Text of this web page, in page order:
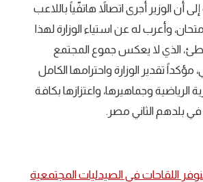
أن الوزير أجرى اتصالاً هاتفّياً باللاعب
وأعرب له عن استياء الوزارة لهذا
الذي لا يعكس جموع المجتمع
مؤكداً تقدير الوزارة واحترامها الكامل
الرياضية وجماهيرها، واعتزازها بكافة
في بلدهم الثاني مصر.
اللقاحات في الصيدليات المجتمعية